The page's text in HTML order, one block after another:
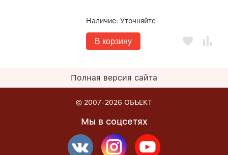
Наличие:Уточняйте
В корзину
Полная версия сайта
© 2007-2026 ОБЪЕКТ
Мы в соцсетях